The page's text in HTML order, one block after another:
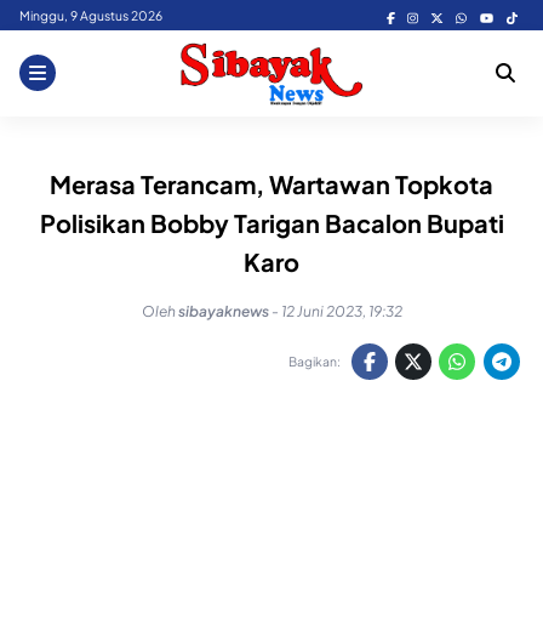
Skip
content
Minggu, 9 Agustus 2026
Merasa Terancam, Wartawan Topkota
Polisikan Bobby Tarigan Bacalon Bupati
Karo
Olehsibayaknews - 12 Juni 2023, 19:32
Bagikan: